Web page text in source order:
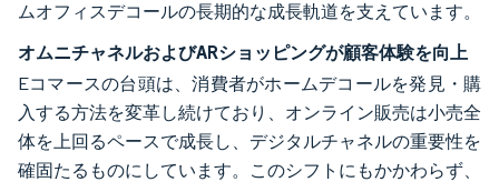
ムオフィスデコールの長期的な成長軌道を支えています。
オムニチャネルおよびARショッピングが顧客体験を向上
Eコマースの台頭は、消費者がホームデコールを発見・購
入する方法を変革し続けており、オンライン販売は小売全
体を上回るペースで成長し、デジタルチャネルの重要性を
確固たるものにしています。このシフトにもかかわらず、